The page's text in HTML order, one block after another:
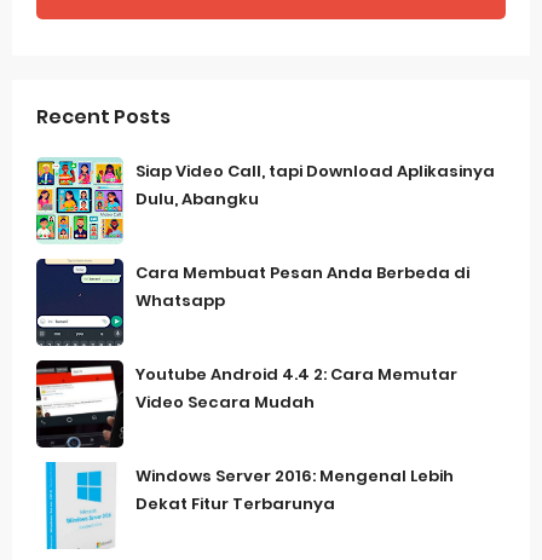
Recent Posts
Siap Video Call, tapi Download Aplikasinya
Dulu, Abangku
Cara Membuat Pesan Anda Berbeda di
Whatsapp
Youtube Android 4.4 2: Cara Memutar
Video Secara Mudah
Windows Server 2016: Mengenal Lebih
Dekat Fitur Terbarunya